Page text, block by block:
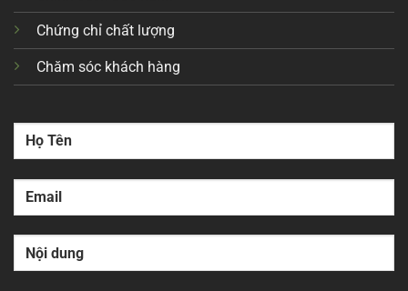
Chứng chỉ chất lượng
Chăm sóc khách hàng